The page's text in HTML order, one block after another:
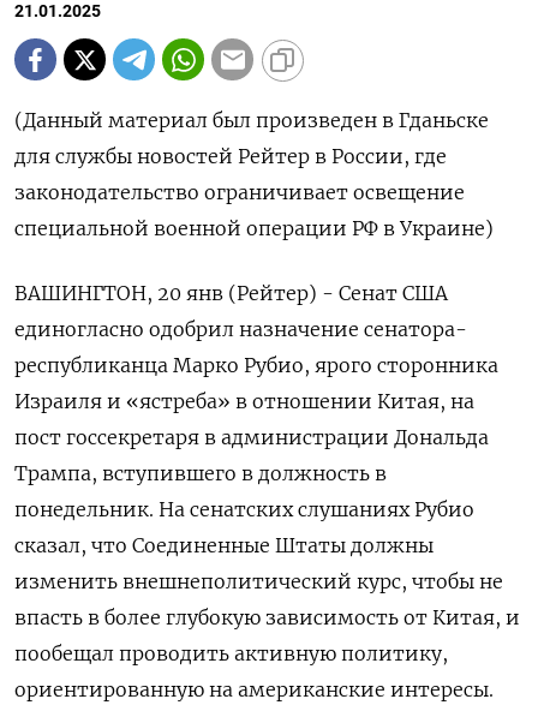
21.01.2025
(Данный материал был произведен в Гданьске
для службы новостей Рейтер в России, где
законодательство ограничивает освещение
специальной военной операции РФ в Украине)
ВАШИНГТОН, 20 янв (Рейтер) - Сенат США
единогласно одобрил назначение сенатора-
республиканца Марко Рубио, ярого сторонника
Израиля и «ястреба» в отношении Китая, на
пост госсекретаря в администрации Дональда
Трампа, вступившего в должность в
понедельник. На сенатских слушаниях Рубио
сказал, что Соединенные Штаты должны
изменить внешнеполитический курс, чтобы не
впасть в более глубокую зависимость от Китая, и
пообещал проводить активную политику,
ориентированную на американские интересы.